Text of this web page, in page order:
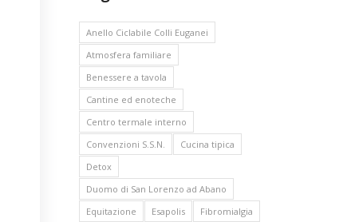
Anello Ciclabile Colli Euganei
Atmosfera familiare
Benessere a tavola
Cantine ed enoteche
Centro termale interno
Convenzioni S.S.N.
Cucina tipica
Detox
Duomo di San Lorenzo ad Abano
Equitazione
Esapolis
Fibromialgia